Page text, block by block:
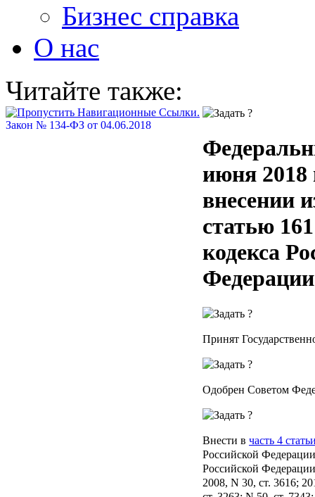
Бизнес справка
О нас
Читайте также:
Закон № 134-ФЗ от 04.06.2018
июня
внесении
статью
кодекса
Принят
Одобрен Советом
Внести в часть 4
Российской
Российской
2008, N 30, ст. 3616;